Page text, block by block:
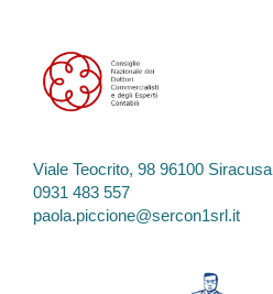
Viale Teocrito, 98 96100 Siracusa
0931 483 557
paola.piccione@sercon1srl.it